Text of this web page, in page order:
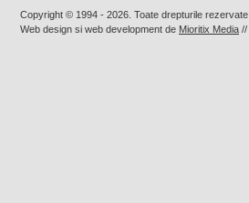
Copyright © 1994 - 2026. Toate drepturile rezervate
Web design si web development de Mioritix Media //